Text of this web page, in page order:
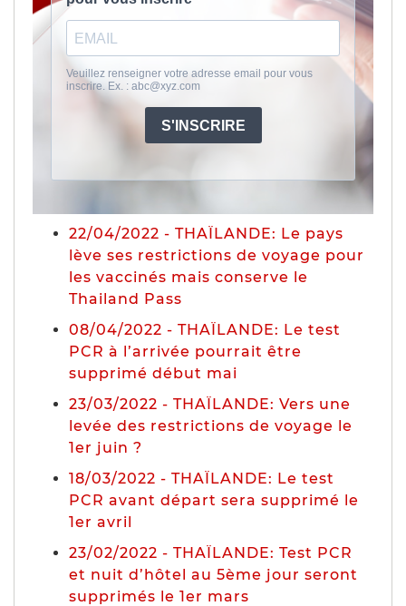
22/04/2022 - THAÏLANDE: Le pays
lève ses restrictions de voyage pour
les vaccinés mais conserve le
Thailand Pass
08/04/2022 - THAÏLANDE: Le test
PCR à l’arrivée pourrait être
supprimé début mai
23/03/2022 - THAÏLANDE: Vers une
levée des restrictions de voyage le
1er juin ?
18/03/2022 - THAÏLANDE: Le test
PCR avant départ sera supprimé le
1er avril
23/02/2022 - THAÏLANDE: Test PCR
et nuit d’hôtel au 5ème jour seront
supprimés le 1er mars